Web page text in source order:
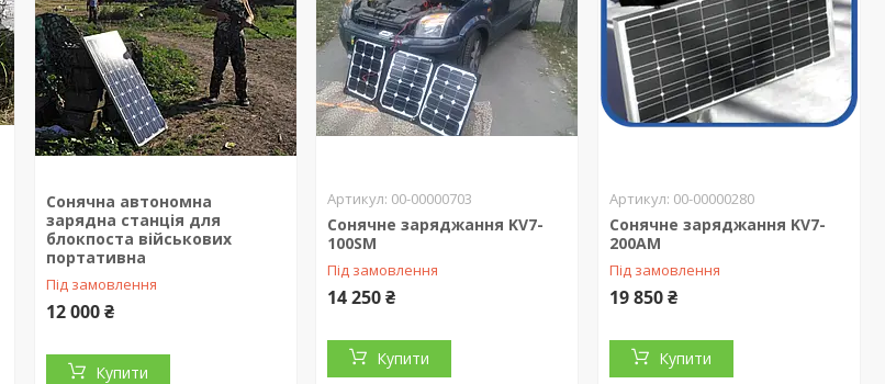
Сонячна автономна
зарядна станція для
блокпоста військових
портативна
Під замовлення
12 000 ₴
Купити
00-00000703
Сонячне заряджання KV7-
100SM
Під замовлення
14 250 ₴
Купити
00-00000280
Сонячне заряджання KV7-
200АM
Під замовлення
19 850 ₴
Купити